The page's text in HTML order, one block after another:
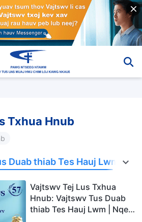
Txhua Hnub
Duab thiab Tes Hauj Lwm
Vajtswv Tej Lus Txhua
Hnub: Vajtswv Tus Duab
thiab Tes Hauj Lwm | Nqe